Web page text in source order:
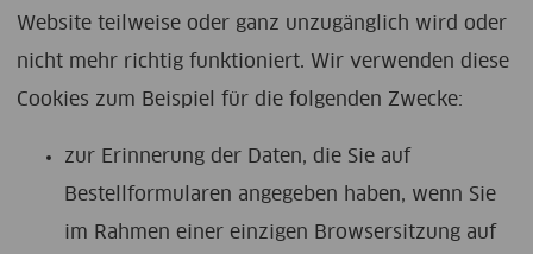
Website teilweise oder ganz unzugänglich wird oder
nicht mehr richtig funktioniert. Wir verwenden diese
Cookies zum Beispiel für die folgenden Zwecke:
zur Erinnerung der Daten, die Sie auf
Bestellformularen angegeben haben, wenn Sie
im Rahmen einer einzigen Browsersitzung auf